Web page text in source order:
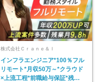
株式会社Ｃｒａｎｅ＆Ｉ
インフラエンジニア*100％フル
リモート*月収50万～*クラウド
×上流工程*前職給与保証*残業